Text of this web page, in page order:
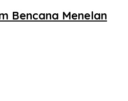
Bencana Menelan